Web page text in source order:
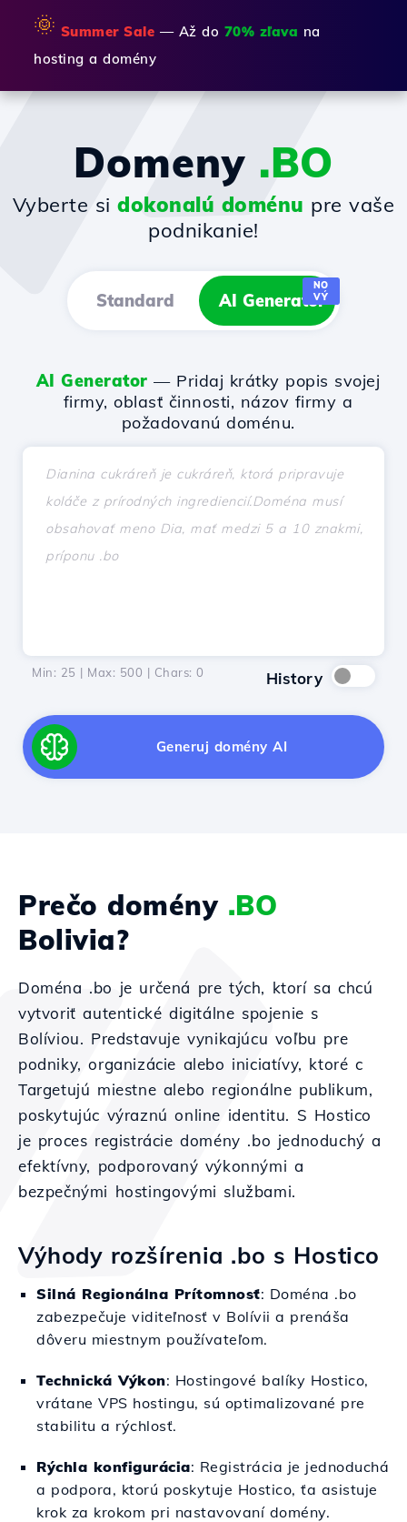
🌞 Summer Sale — Až do 70% zľava na
hosting a domény
Domeny .BO
Vyberte sidokonalú doménu pre vaše
podnikanie!
Standard AI Generator
NO
VÝ
AI Generator — Pridaj krátky popis svojej
firmy, oblasť činnosti, názov firmy a
požadovanú doménu.
Min: 25 | Max: 500 | Chars: 0 History
Generuj domény AI
Prečo domény .BO
Bolivia?
Doména .bo je určená pre tých, ktorí sa chcú
vytvoriť autentické digitálne spojenie s
Bolíviou. Predstavuje vynikajúcu voľbu pre
podniky, organizácie alebo iniciatívy, ktoré c
Targetujú miestne alebo regionálne publikum,
poskytujúc výraznú online identitu. S Hostico
je proces registrácie domény .bo jednoduchý a
efektívny, podporovaný výkonnými a
bezpečnými hostingovými službami.
Výhody rozšírenia .bo s Hostico
Silná Regionálna Prítomnosť: Doména .bo
zabezpečuje viditeľnosť v Bolívii a prenáša
dôveru miestnym používateľom.
Technická Výkon: Hostingové balíky Hostico,
vrátane VPS hostingu, sú optimalizované pre
stabilitu a rýchlosť.
Rýchla konfigurácia: Registrácia je jednoduchá
a podpora, ktorú poskytuje Hostico, ťa asistuje
krok za krokom pri nastavovaní domény.